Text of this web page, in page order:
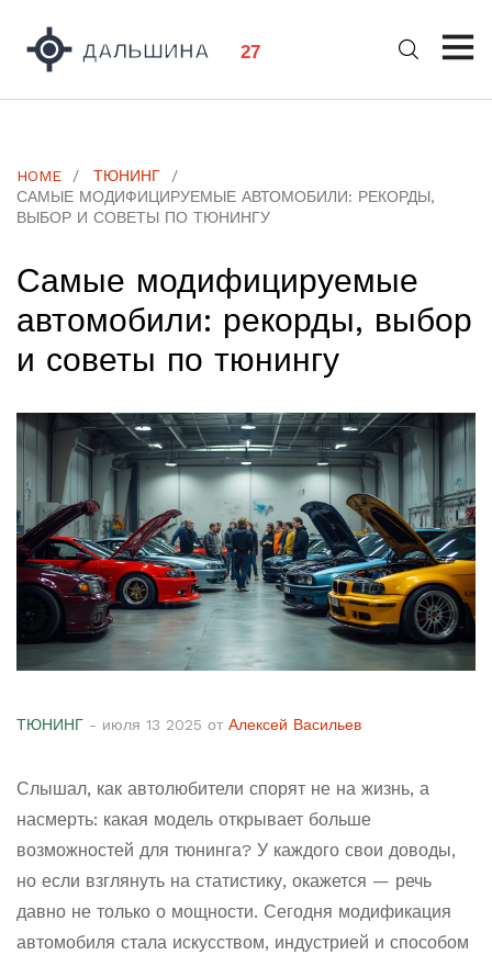
HOME
ТЮНИНГ
САМЫЕ МОДИФИЦИРУЕМЫЕ АВТОМОБИЛИ: РЕКОРДЫ,
ВЫБОР И СОВЕТЫ ПО ТЮНИНГУ
Самые модифицируемые
автомобили: рекорды, выбор
и советы по тюнингу
ТЮНИНГ - июля 13 2025 от Алексей Васильев
Слышал, как автолюбители спорят не на жизнь, а
насмерть: какая модель открывает больше
возможностей для тюнинга? У каждого свои доводы,
но если взглянуть на статистику, окажется — речь
давно не только о мощности. Сегодня модификация
автомобиля стала искусством, индустрией и способом